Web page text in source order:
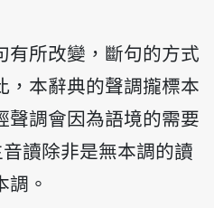
有所改變，斷句的方式
，本辭典的聲調攏標本
聲調會因為語境的需要
讀除非是無本調的讀
。